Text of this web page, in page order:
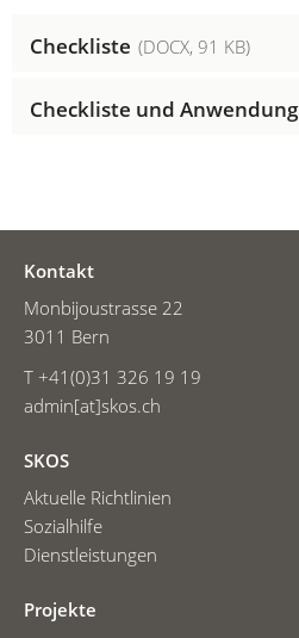
Checkliste (DOCX, 91 KB)
Checkliste und Anwendung
Kontakt
Monbijoustrasse 22
3011 Bern
T +41(0)31 326 19 19
admin[at]skos.ch
SKOS
Aktuelle Richtlinien
Sozialhilfe
Dienstleistungen
Projekte